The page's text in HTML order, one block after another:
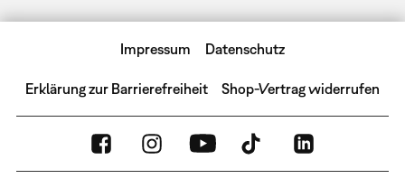
Impressum Datenschutz
Erklärung zur Barrierefreiheit Shop-Vertrag widerrufen